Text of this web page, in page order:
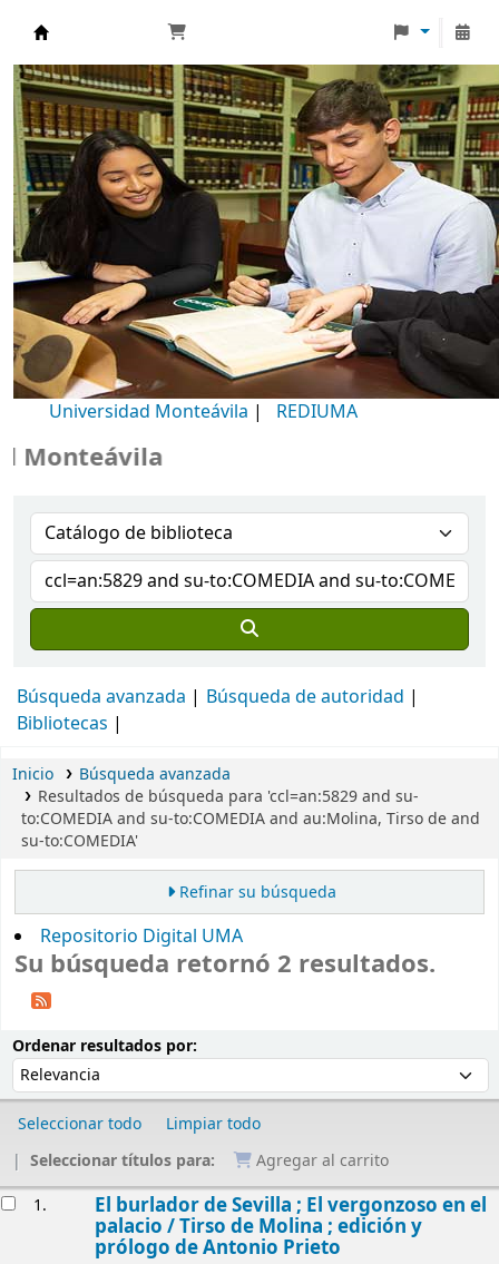
Biblioteca Universidad Monteávila
Universidad Monteávila | REDIUMA
Búsqueda avanzada
Búsqueda de autoridad
Bibliotecas
Inicio
Búsqueda avanzada
Resultados de búsqueda para 'ccl=an:5829 and su-
to:COMEDIA and su-to:COMEDIA and au:Molina, Tirso de and
su-to:COMEDIA'
Refinar su búsqueda
Repositorio Digital UMA
Su búsqueda retornó 2 resultados.
Ordenar resultados por:
Seleccionar todo
Limpiar todo
Seleccionar títulos para:
Agregar al carrito
1. El burlador de Sevilla ; El vergonzoso en el
palacio /Tirso de Molina ; edición y
prólogo de Antonio Prieto